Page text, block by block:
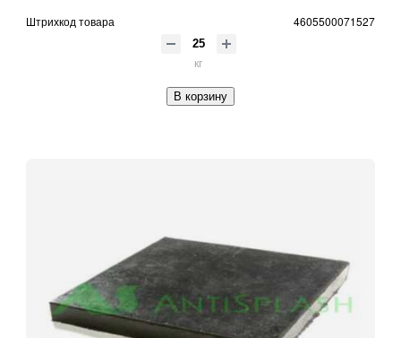
Штрихкод товара 4605500071527
кг
В корзину